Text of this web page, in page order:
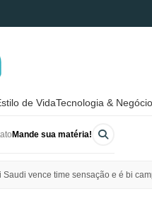
de VidaTecnologia &
Mande sua matéria!
Saudi vence time sensação e é bi